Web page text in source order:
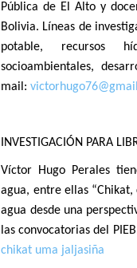
Pública de El Alto y
Bolivia. Líneas de
potable, recursos
socioambientales,
mail:
INVESTIGACIÓN PARA
Víctor Hugo Perales
agua, entre ellas
agua desde una
las convocatorias del
chikat uma jaljasiña